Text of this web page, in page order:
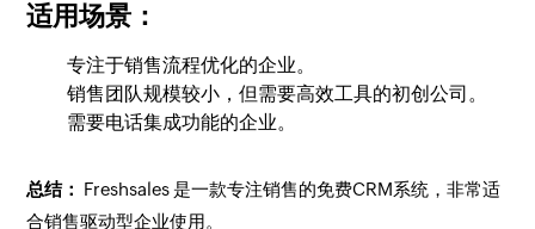
适用场景：
专注于销售流程优化的企业。
销售团队规模较小，但需要高效工具的初创公司。
需要电话集成功能的企业。
总结： Freshsales 是一款专注销售的免费CRM系统，非常适
合销售驱动型企业使用。